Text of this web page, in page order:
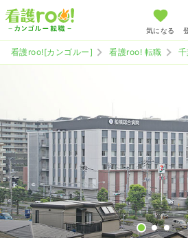
気になる
看護roo![カンゴルー] 看護roo! 転職